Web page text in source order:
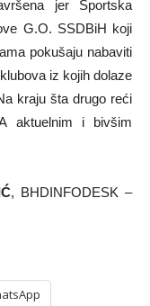
jer Sportska
G.O. SSDBiH koji
pokušaju nabaviti
iz kojih dolaze
kraju šta drugo reći
aktuelnim i bivšim
, BHDINFODESK –